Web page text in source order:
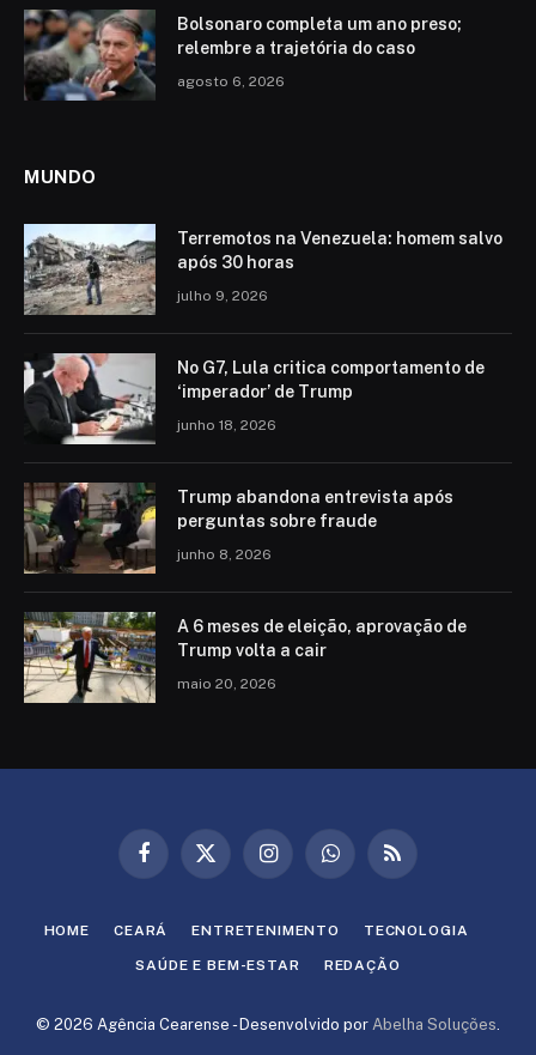
Bolsonaro completa um ano preso;
relembre a trajetória do caso
agosto 6, 2026
MUNDO
Terremotos na Venezuela: homem salvo
após 30 horas
julho 9, 2026
No G7, Lula critica comportamento de
‘imperador’ de Trump
junho 18, 2026
Trump abandona entrevista após
perguntas sobre fraude
junho 8, 2026
A 6 meses de eleição, aprovação de
Trump volta a cair
maio 20, 2026
Facebook
X
InstagramWhatsAppRSS
HOME CEARÁ ENTRETENIMENTO TECNOLOGIA
SAÚDE E BEM-ESTAR REDAÇÃO
© 2026 Agência Cearense - Desenvolvido por Abelha Soluções.